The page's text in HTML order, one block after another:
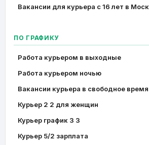
Вакансии для курьера с 16 лет в
ПО ГРАФИКУ
Работа курьером в выходные
Работа курьером ночью
Вакансии курьера в свободное
Курьер 2 2 для женщин
Курьер график 3 3
Курьер 5/2 зарплата